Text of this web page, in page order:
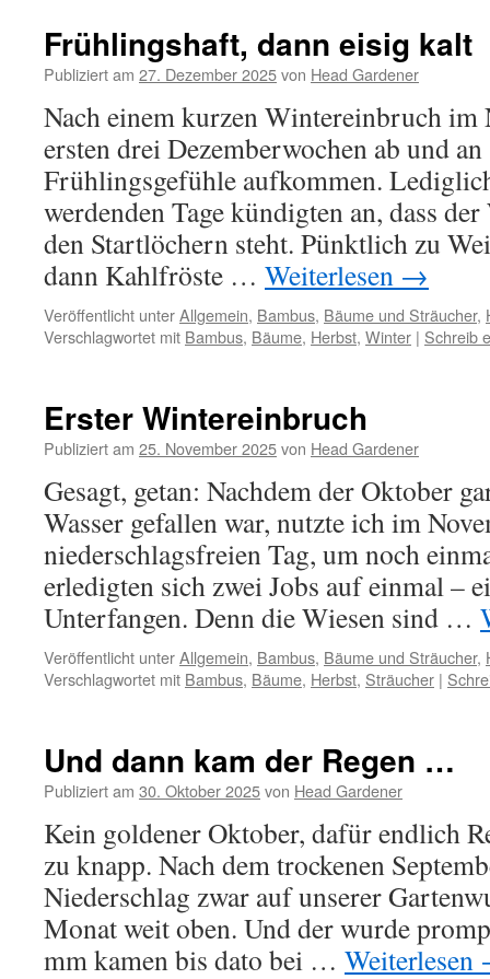
Frühlingshaft, dann eisig kalt
Publiziert am 27. Dezember 2025von Head Gardener
Nach einem kurzen Wintereinbruch im
ersten drei Dezemberwochen ab und
Frühlingsgefühle aufkommen.
werdenden Tage kündigten an, dass
den Startlöchern steht. Pünktlich zu
dann Kahlfröste … Weiterlesen →
Veröffentlicht unterAllgemein, Bambus, Bäume und Sträucher,
Verschlagwortet mit Bambus, Bäume, Herbst, Winter | Schreib
Erster Wintereinbruch
Publiziert am 25. November 2025von Head Gardener
Gesagt, getan: Nachdem der Oktober
Wasser gefallen war, nutzte ich im
niederschlagsfreien Tag, um noch
erledigten sich zwei Jobs auf einmal –
Unterfangen. Denn die Wiesen sind …
Veröffentlicht unterAllgemein, Bambus, Bäume und Sträucher,
Verschlagwortet mit Bambus, Bäume, Herbst, Sträucher |
Und dann kam der Regen …
Publiziert am 30. Oktober 2025von Head Gardener
Kein goldener Oktober, dafür endlich
zu knapp. Nach dem trockenen
Niederschlag zwar auf unserer
Monat weit oben. Und der wurde
mm kamen bis dato bei … Weiterlesen